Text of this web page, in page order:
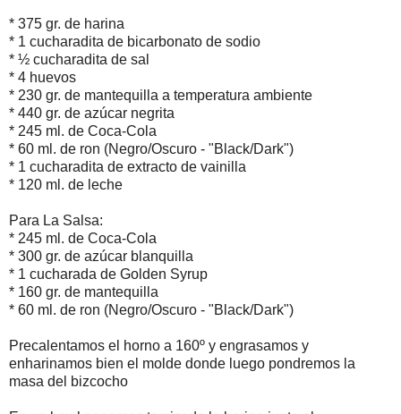
* 375 gr. de harina
* 1 cucharadita de bicarbonato de sodio
* ½ cucharadita de sal
* 4 huevos
* 230 gr. de mantequilla a temperatura ambiente
* 440 gr. de azúcar negrita
* 245 ml. de Coca-Cola
* 60 ml. de ron (Negro/Oscuro - "Black/Dark")
* 1 cucharadita de extracto de vainilla
* 120 ml. de leche
Para La Salsa:
* 245 ml. de Coca-Cola
* 300 gr. de azúcar blanquilla
* 1 cucharada de Golden Syrup
* 160 gr. de mantequilla
* 60 ml. de ron (Negro/Oscuro - "Black/Dark")
Precalentamos el horno a 160º y engrasamos y
enharinamos bien el molde donde luego pondremos la
masa del bizcocho